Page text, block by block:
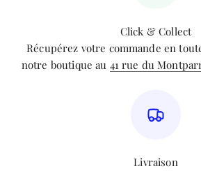
Click & Collect
Récupérez votre commande en
notre boutique au 41 rue du
Livraison